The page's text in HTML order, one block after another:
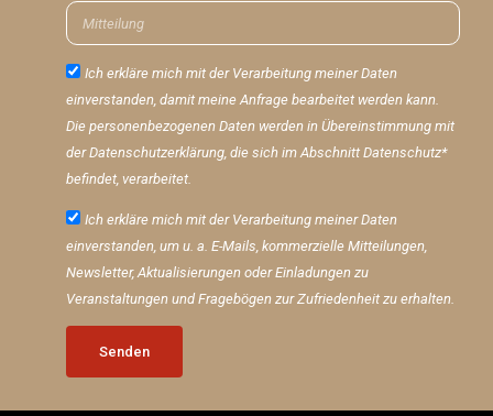
Ich erkläre mich mit der Verarbeitung meiner Daten
einverstanden, damit meine Anfrage bearbeitet werden kann.
Die personenbezogenen Daten werden in Übereinstimmung mit
der Datenschutzerklärung, die sich im Abschnitt Datenschutz*
befindet, verarbeitet.
Ich erkläre mich mit der Verarbeitung meiner Daten
einverstanden, um u. a. E-Mails, kommerzielle Mitteilungen,
Newsletter, Aktualisierungen oder Einladungen zu
Veranstaltungen und Fragebögen zur Zufriedenheit zu erhalten.
Senden